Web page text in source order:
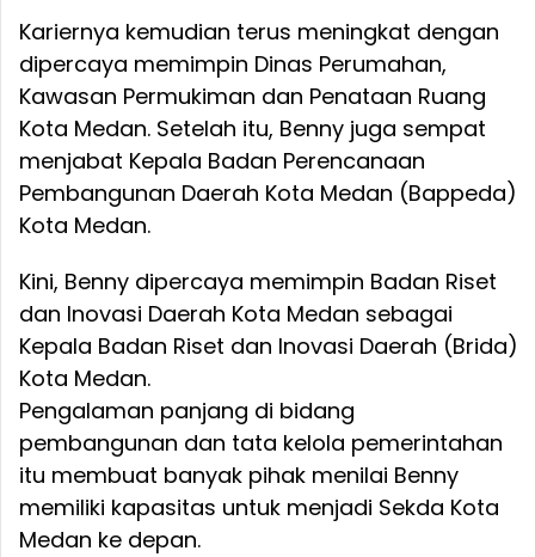
Kariernya kemudian terus meningkat dengan
dipercaya memimpin Dinas Perumahan,
Kawasan Permukiman dan Penataan Ruang
Kota Medan. Setelah itu, Benny juga sempat
menjabat Kepala Badan Perencanaan
Pembangunan Daerah Kota Medan (Bappeda)
Kota Medan.
Kini, Benny dipercaya memimpin Badan Riset
dan Inovasi Daerah Kota Medan sebagai
Kepala Badan Riset dan Inovasi Daerah (Brida)
Kota Medan.
Pengalaman panjang di bidang
pembangunan dan tata kelola pemerintahan
itu membuat banyak pihak menilai Benny
memiliki kapasitas untuk menjadi Sekda Kota
Medan ke depan.